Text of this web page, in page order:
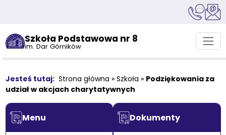
Szkoła Podstawowa nr 8
im. Dar Górników
Strona główna » Szkoła » Podziękowania za
udział w akcjach charytatywnych
Menu Dokumenty